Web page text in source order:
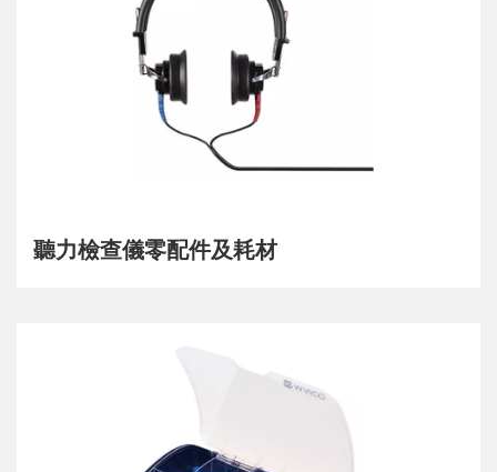
聽力檢查儀零配件及耗材